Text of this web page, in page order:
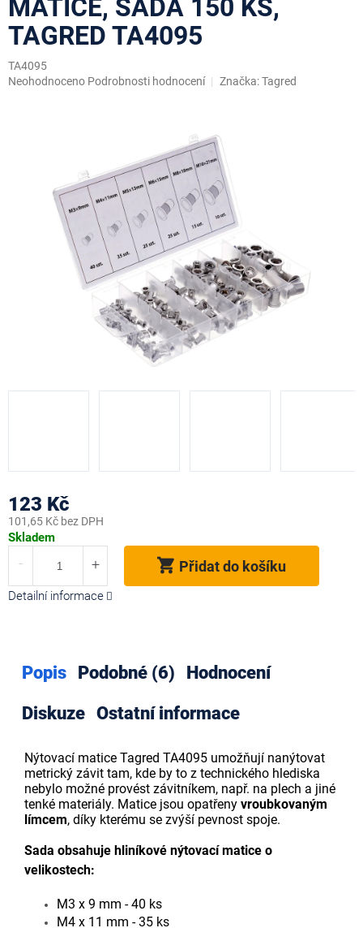
MATICE, SADA 150 KS,
TAGRED TA4095
TA4095
Průměrné
hvězdiček.
Neohodnoceno Podrobnosti hodnocení Značka:Tagred
123 Kč
101,65 Kč bez DPH
Měrná
Skladem
Přidat do košíku
Detailní informace
Popis Podobné (6)
Hodnocení
Diskuze Ostatní informace
Nýtovací matice Tagred TA4095 umožňují nanýtovat
metrický závit tam, kde by to z technického hlediska
nebylo možné provést závitníkem, např. na plech a jiné
tenké materiály. Matice jsou opatřeny vroubkovaným
límcem, díky kterému se zvýší pevnost spoje.
Sada obsahuje hliníkové nýtovací matice o
velikostech:
M3 x 9 mm - 40 ks
M4 x 11 mm - 35 ks